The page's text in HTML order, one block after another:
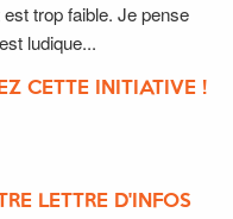
trop faible. Je pense
ludique...
CETTE INITIATIVE !
LETTRE D'INFOS